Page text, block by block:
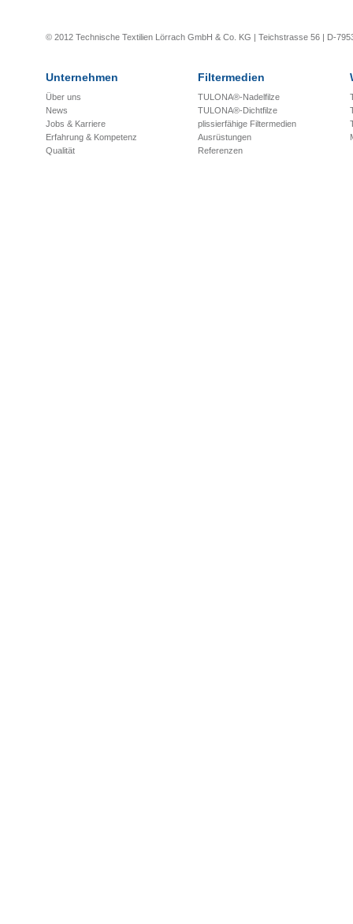
© 2012 Technische Textilien Lörrach GmbH & Co. KG | Teichstrasse 56 | D-
Unternehmen Filtermedien
Über uns
News
Jobs & Karriere
Erfahrung & Kompetenz
Qualität
TULONA®-Nadelfilze
TULONA®-Dichtfilze
plissierfähige Filtermedien
Ausrüstungen
Referenzen